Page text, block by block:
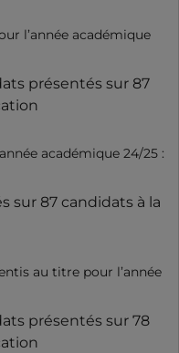
l’année académique
présentés sur 87
académique 24/25 :
sur 87 candidats à la
au titre pour l’année
présentés sur 78